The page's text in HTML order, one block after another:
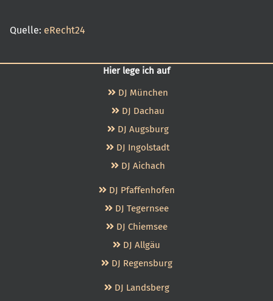
Quelle: eRecht24
Hier lege ich auf
DJ München
DJ Dachau
DJ Augsburg
DJ Ingolstadt
DJ Aichach
DJ Pfaffenhofen
DJ Tegernsee
DJ Chiemsee
DJ Allgäu
DJ Regensburg
DJ Landsberg